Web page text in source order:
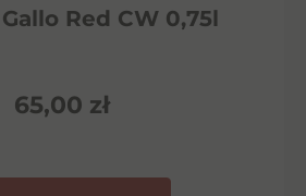
Red CW 0,75l
65,00 zł